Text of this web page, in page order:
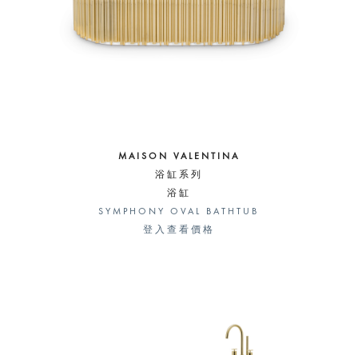
MAISON VALENTINA
浴缸系列
浴缸
SYMPHONY OVAL BATHTUB
登入查看價格